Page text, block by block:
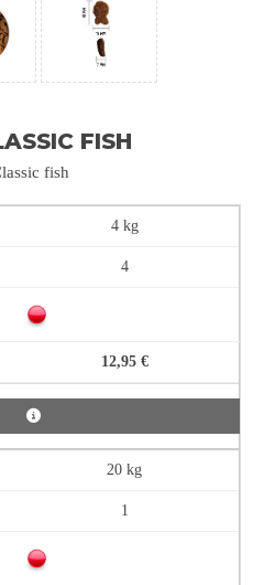
FISH
fish
4 kg
4
12,95 €
20 kg
1